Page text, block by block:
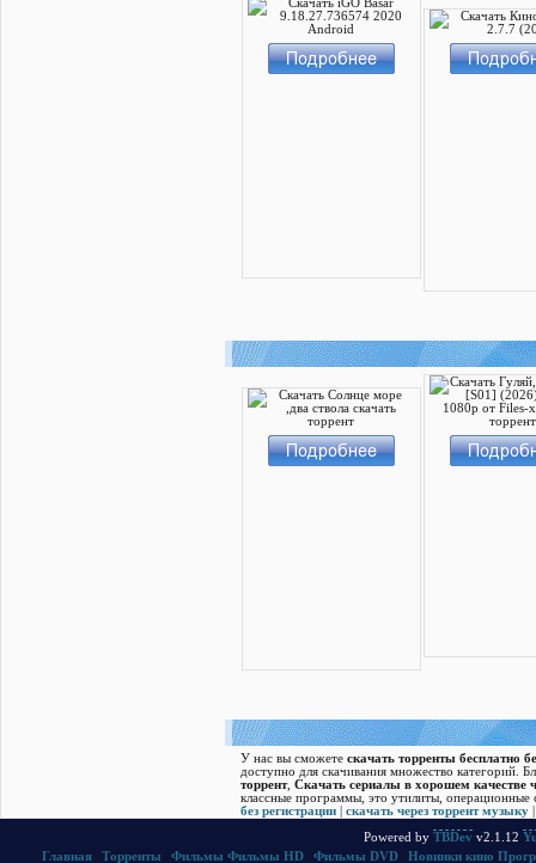
У нас вы сможете скачать торренты бесплатно
доступно для скачивания множество категорий.
торрент, Скачать cериалы в хорошем качестве
классные программы, это утилиты,
без регистрации| скачать через торрент музыку
Powered by TBDev v2.1.12
Главная
Торренты Фильмы Фильмы HD Фильмы DVD Новинки кино